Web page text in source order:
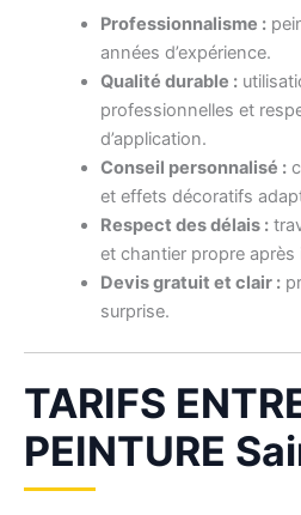
Professionnalisme :
années d’expérience.
Qualité durable :
professionnelles et
d’application.
Conseil personnalisé :
et effets décoratifs
Respect des délais :
et chantier propre après
Devis gratuit et clair :
surprise.
TARIFS
PEINTURE